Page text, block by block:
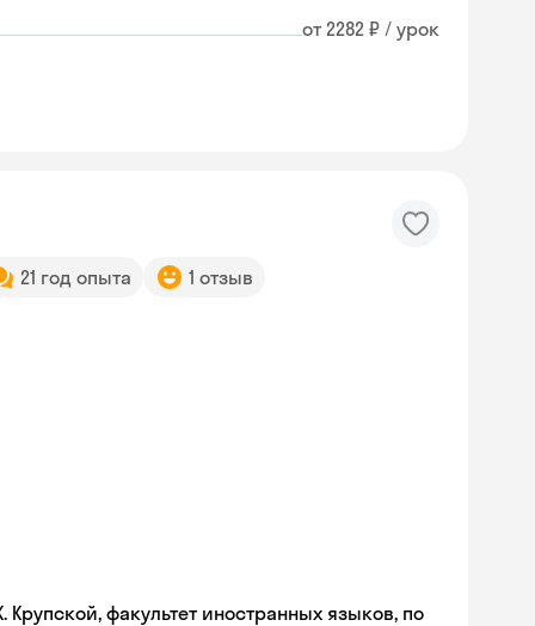
от 2282 ₽ / урок
21 год опыта 1 отзыв
факультет иностранных языков, по